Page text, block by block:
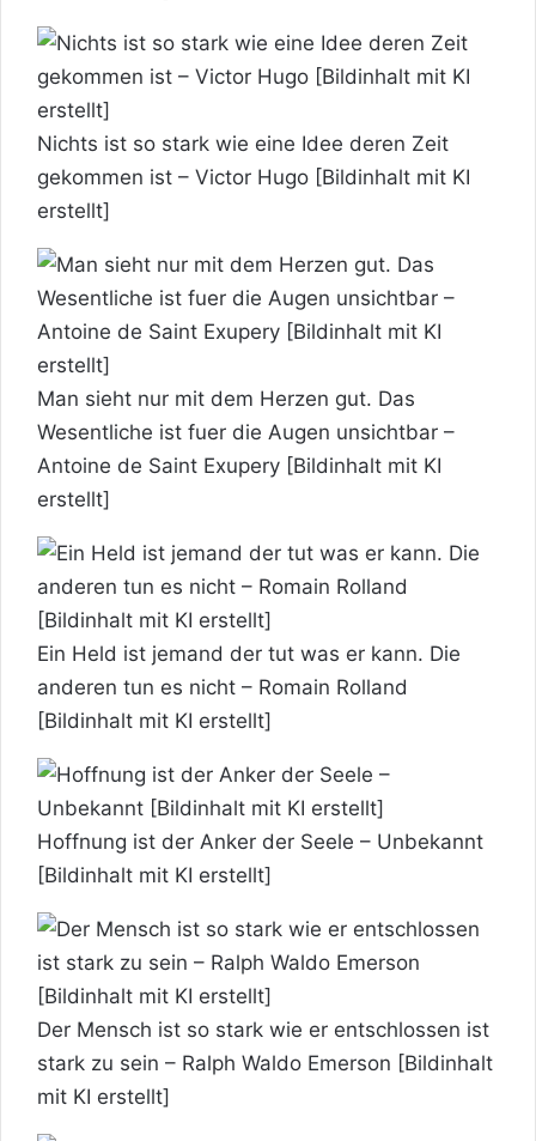
Nichts ist so stark wie eine Idee deren Zeit
gekommen ist – Victor Hugo [Bildinhalt mit KI
erstellt]
Man sieht nur mit dem Herzen gut. Das
Wesentliche ist fuer die Augen unsichtbar –
Antoine de Saint Exupery [Bildinhalt mit KI
erstellt]
Ein Held ist jemand der tut was er kann. Die
anderen tun es nicht – Romain Rolland
[Bildinhalt mit KI erstellt]
Hoffnung ist der Anker der Seele – Unbekannt
[Bildinhalt mit KI erstellt]
Der Mensch ist so stark wie er entschlossen ist
stark zu sein – Ralph Waldo Emerson [Bildinhalt
mit KI erstellt]